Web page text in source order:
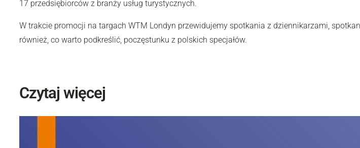
17 przedsiębiorców z branży usług turystycznych.
W trakcie promocji na targach WTM Londyn przewidujemy spotkania z dziennikarzami,
również, co warto podkreślić, poczęstunku z polskich specjałów.
Czytaj więcej